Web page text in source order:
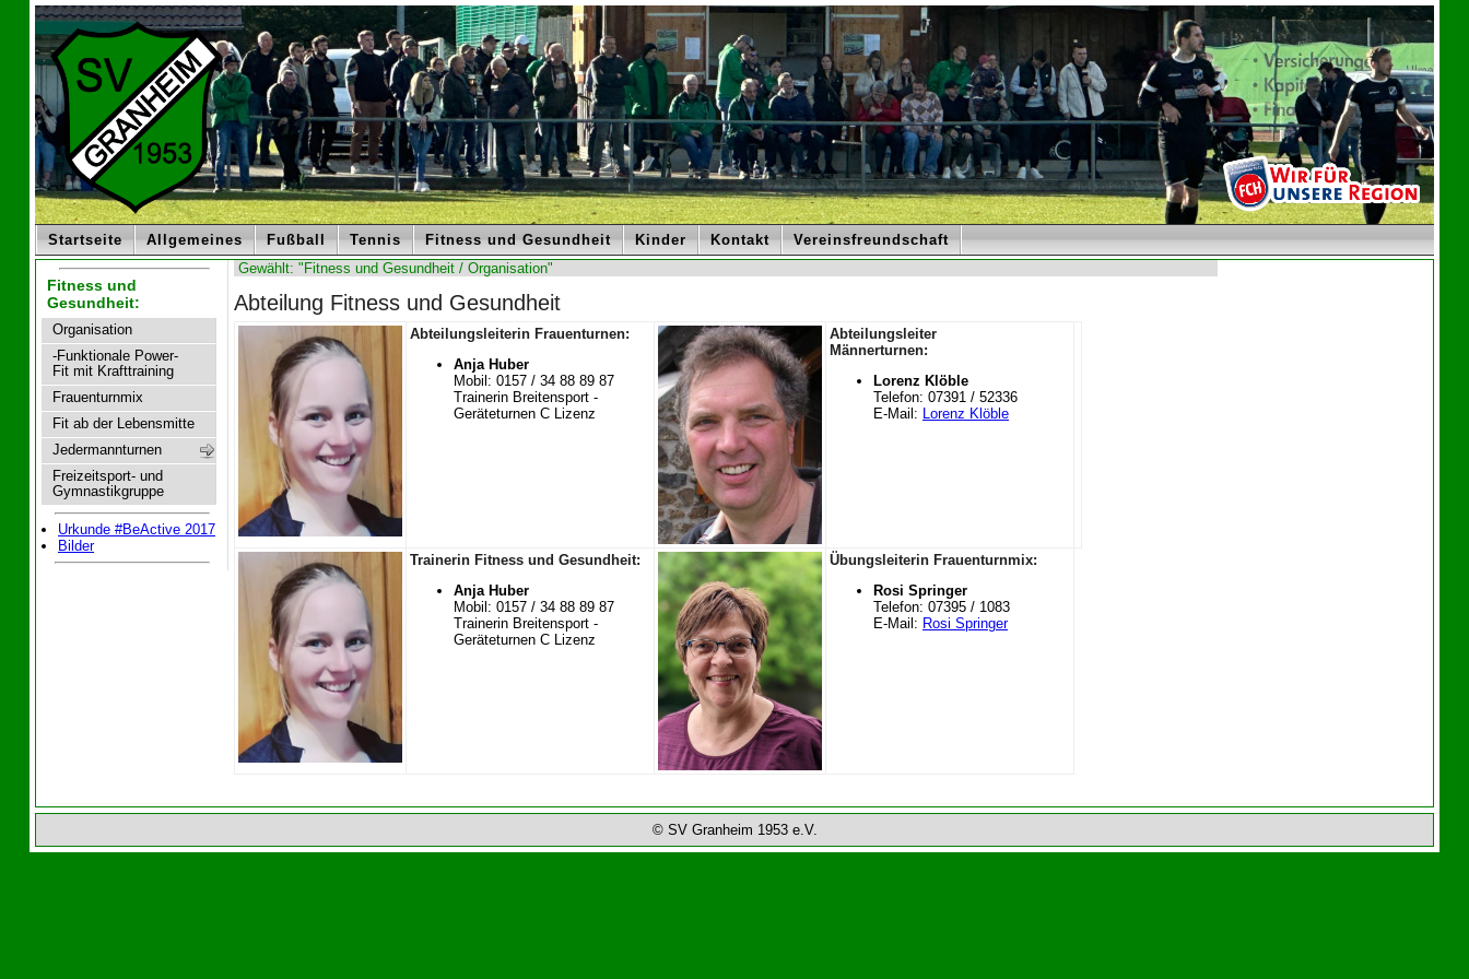
Startseite Allgemeines Fußball Tennis Fitness und Gesundheit Kinder Kontakt Vereinsfreundschaft
Fitness und
Gesundheit:
Organisation
-Funktionale Power-
Fit mit Krafttraining
Frauenturnmix
Fit ab der Lebensmitte
Jedermannturnen
Freizeitsport- und
Gymnastikgruppe
Urkunde #BeActive 2017
Bilder
Gewählt: "Fitness und Gesundheit / Organisation"
Abteilung Fitness und Gesundheit
Abteilungsleiterin Frauenturnen:
Anja Huber
Mobil: 0157 / 34 88 89 87
Trainerin Breitensport -
Geräteturnen C Lizenz
Abteilungsleiter
Männerturnen:
Lorenz Klöble
Telefon: 07391 / 52336
E-Mail:
Lorenz Klöble
Trainerin Fitness und Gesundheit:
Anja Huber
Mobil: 0157 / 34 88 89 87
Trainerin Breitensport -
Geräteturnen C Lizenz
Übungsleiterin Frauenturnmix:
Rosi Springer
Telefon: 07395 / 1083
E-Mail: Rosi Springer
© SV Granheim 1953 e.V.